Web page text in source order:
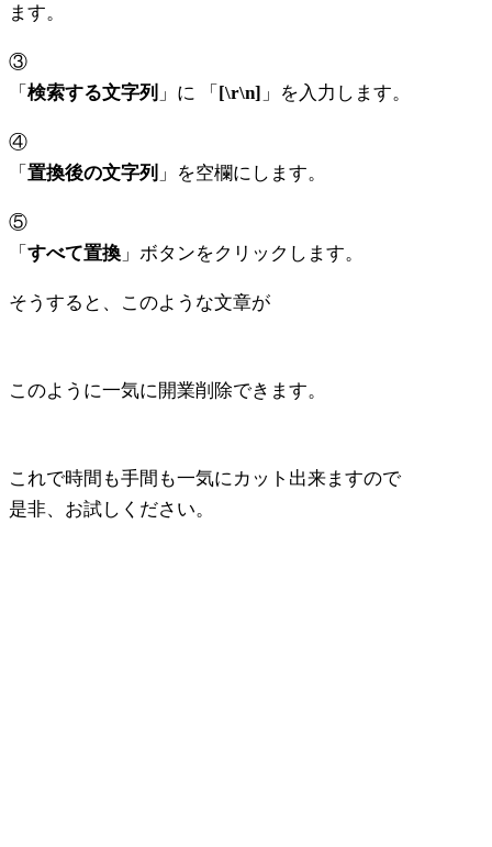
ます。
③
「 検索する文字列 」に 「 [\r\n] 」を入力します。
④
「 置換後の文字列 」を空欄にします。
⑤
「 すべて置換 」ボタンをクリックします。
そうすると、このような文章が
このように一気に開業削除できます。
これで時間も手間も一気にカット出来ますので
是非、お試しください。